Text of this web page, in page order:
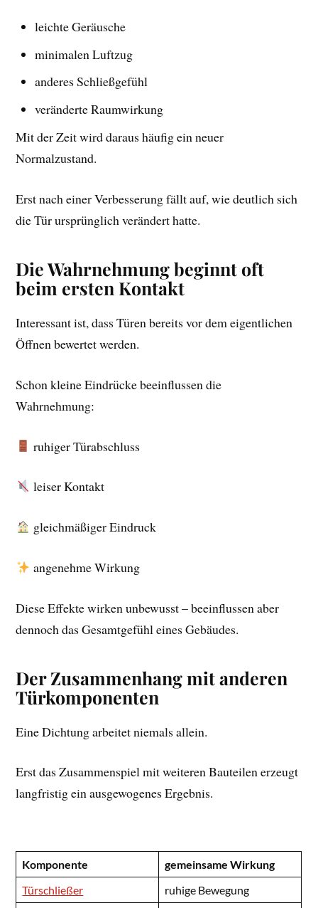
leichte Geräusche
minimalen Luftzug
anderes Schließgefühl
veränderte Raumwirkung
Mit der Zeit wird daraus häufig ein neuer
Normalzustand.
Erst nach einer Verbesserung fällt auf, wie deutlich sich
die Tür ursprünglich verändert hatte.
Die Wahrnehmung beginnt oft
beim ersten Kontakt
Interessant ist, dass Türen bereits vor dem eigentlichen
Öffnen bewertet werden.
Schon kleine Eindrücke beeinflussen die
Wahrnehmung:
ruhiger Türabschluss
leiser Kontakt
gleichmäßiger Eindruck
angenehme Wirkung
Diese Effekte wirken unbewusst – beeinflussen aber
dennoch das Gesamtgefühl eines Gebäudes.
Der Zusammenhang mit anderen
Türkomponenten
Eine Dichtung arbeitet niemals allein.
Erst das Zusammenspiel mit weiteren Bauteilen erzeugt
langfristig ein ausgewogenes Ergebnis.
Komponente
gemeinsame Wirkung
Türschließer
ruhige Bewegung